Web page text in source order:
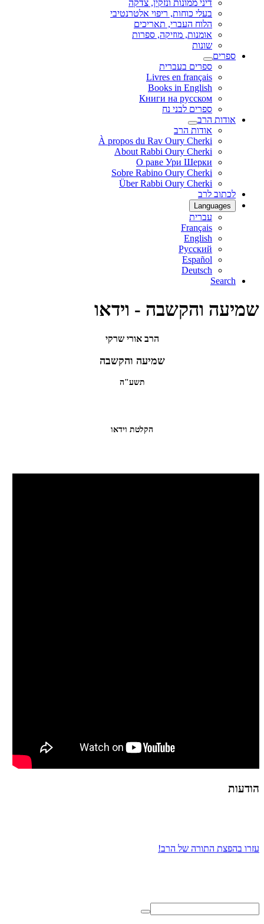
דיני ממונות ונזקין, צדקה
בעלי כוחות, ריפוי אלטרנטיבי
הלוח העברי, תאריכים
אומנות, מוזיקה, ספרות
שונות
ספרים
ספרים בעברית
Livres en français
Books in English
Книги на русском
ספרים לבני נח
אודות הרב
אודות הרב
À propos du Rav Oury Cherki
About Rabbi Oury Cherki
О раве Ури Шерки
Sobre Rabino Oury Cherki
Über Rabbi Oury Cherki
לכתוב לרב
Languages
עברית
Français
English
Русский
Español
Deutsch
Search
שמיעה והקשבה - וידאו
הרב אורי שרקי
שמיעה והקשבה
תשע"ה
הקלטת וידאו
הודעות
עזרו בהפצת התורה של הרב!